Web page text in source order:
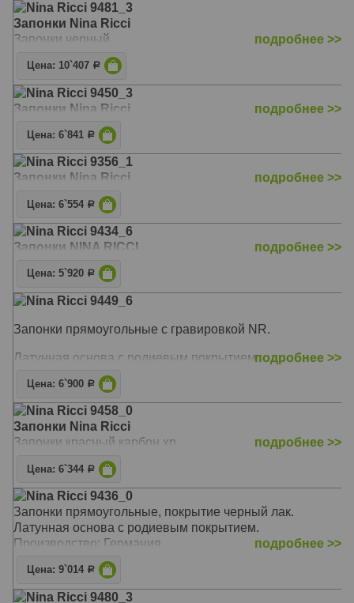
Nina Ricci 9481_3
Запонки Nina Ricci
Запонки черный
подробнее >>
Цена: 10`407 Р
Nina Ricci 9450_3
Запонки Nina Ricci
подробнее >>
Цена: 6`841 Р
Nina Ricci 9356_1
Запонки Nina Ricci
подробнее >>
Цена: 6`554 Р
Nina Ricci 9434_6
Запонки NINA RICCI
подробнее >>
Цена: 5`920 Р
Nina Ricci 9449_6
Запонки прямоугольные с гравировкой NR.
Латунная основа с родиевым покрытием.подробнее >>
Цена: 6`900 Р
Nina Ricci 9458_0
Запонки Nina Ricci
Запонки красный карбон хр.
подробнее >>
Цена: 6`344 Р
Nina Ricci 9436_0
Запонки прямоугольные, покрытие черный лак.
Латунная основа с родиевым покрытием.
Производство: Германия
подробнее >>
Цена: 9`014 Р
Nina Ricci 9480_3